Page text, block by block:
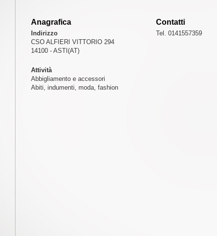
Anagrafica
Indirizzo
CSO ALFIERI VITTORIO 294
14100 - ASTI(AT)
Contatti
Tel. 0141557359
Attività
Abbigliamento e accessori
Abiti, indumenti, moda, fashion